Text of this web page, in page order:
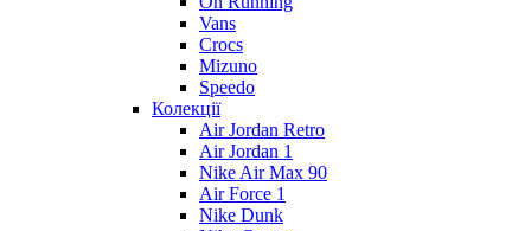
Vans
Crocs
Mizuno
Speedo
Колекції
Air Jordan Retro
Air Jordan 1
Nike Air Max 90
Air Force 1
Nike Dunk